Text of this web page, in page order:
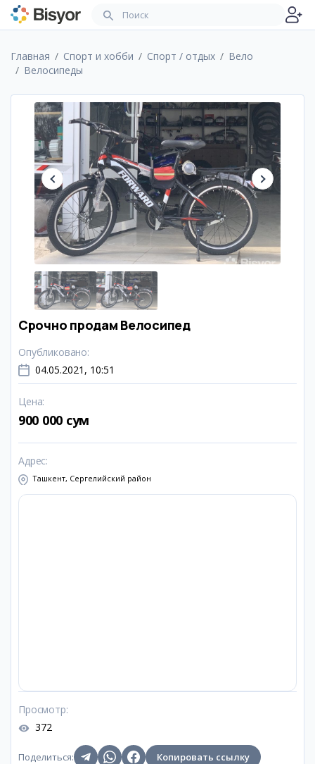
Главная Спорт и хобби Спорт / отдых
Вело
Велосипеды
Срочно продам Велосипед
Опубликовано:
04.05.2021, 10:51
Цена:
900 000 сум
Адрес:
Ташкент, Сергелийский район
Просмотр:
372
Поделиться: Копировать ссылку